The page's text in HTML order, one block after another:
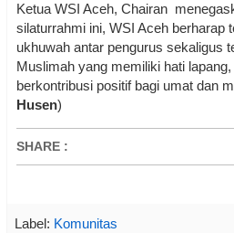
Ketua WSI Aceh, Chairan
silaturrahmi ini, WSI Aceh berharap
ukhuwah antar pengurus sekaligus
Muslimah yang memiliki hati
berkontribusi positif bagi umat dan
Husen)
SHARE :
Label: Komunitas